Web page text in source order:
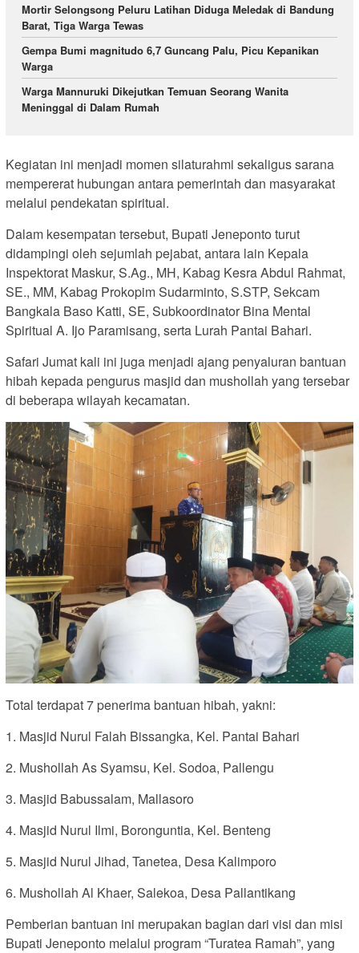
Mortir Selongsong Peluru Latihan Diduga Meledak di Bandung
Barat, Tiga Warga Tewas
Gempa Bumi magnitudo 6,7 Guncang Palu, Picu Kepanikan
Warga
Warga Mannuruki Dikejutkan Temuan Seorang Wanita
Meninggal di Dalam Rumah
Kegiatan ini menjadi momen silaturahmi sekaligus sarana
mempererat hubungan antara pemerintah dan masyarakat
melalui pendekatan spiritual.
Dalam kesempatan tersebut, Bupati Jeneponto turut
didampingi oleh sejumlah pejabat, antara lain Kepala
Inspektorat Maskur, S.Ag., MH, Kabag Kesra Abdul Rahmat,
SE., MM, Kabag Prokopim Sudarminto, S.STP, Sekcam
Bangkala Baso Katti, SE, Subkoordinator Bina Mental
Spiritual A. Ijo Paramisang, serta Lurah Pantai Bahari.
Safari Jumat kali ini juga menjadi ajang penyaluran bantuan
hibah kepada pengurus masjid dan mushollah yang tersebar
di beberapa wilayah kecamatan.
Total terdapat 7 penerima bantuan hibah, yakni:
1. Masjid Nurul Falah Bissangka, Kel. Pantai Bahari
2. Mushollah As Syamsu, Kel. Sodoa, Pallengu
3. Masjid Babussalam, Mallasoro
4. Masjid Nurul Ilmi, Boronguntia, Kel. Benteng
5. Masjid Nurul Jihad, Tanetea, Desa Kalimporo
6. Mushollah Al Khaer, Salekoa, Desa Pallantikang
Pemberian bantuan ini merupakan bagian dari visi dan misi
Bupati Jeneponto melalui program “Turatea Ramah”, yang